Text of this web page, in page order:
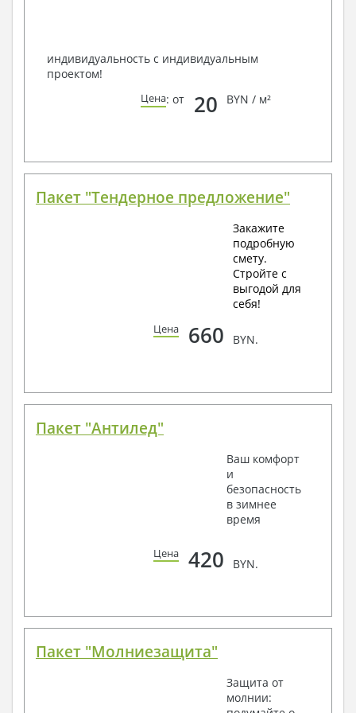
индивидуальность с индивидуальным
проектом!
Цена: от 20 BYN / м²
Пакет "Тендерное предложение"
Закажите
подробную
смету.
Стройте с
выгодой для
себя!
Цена 660 BYN.
Пакет "Антилед"
Ваш комфорт
и
безопасность
в зимнее
время
Цена 420 BYN.
Пакет "Молниезащита"
Защита от
молнии: